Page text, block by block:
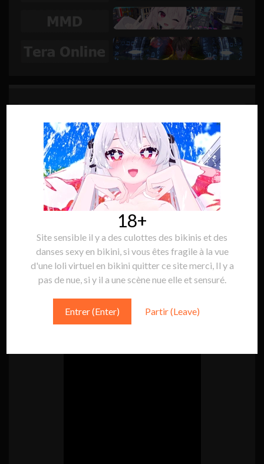
18+
Site sensible il y a des culottes des bikinis et des
danses sexy en bikini, si vous êtes fragile à la vue
d'une loli virtuel en bikini quitter ce site merci, Il y a
pas de nue, si y il a une scène nue elle et sensuré.
Entrer (Enter) Partir (Leave)
Suivre Sakura Game: Suivre